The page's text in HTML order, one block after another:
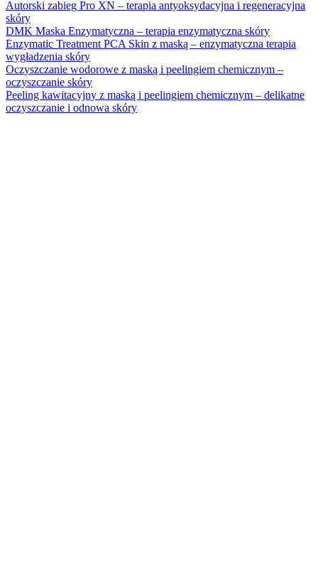
Autorski zabieg Pro XN – terapia antyoksydacyjna i regeneracyjna
skóry
DMK Maska Enzymatyczna – terapia enzymatyczna skóry
Enzymatic Treatment PCA Skin z maską – enzymatyczna terapia
wygładzenia skóry
Oczyszczanie wodorowe z maską i peelingiem chemicznym –
oczyszczanie skóry
Peeling kawitacyjny z maską i peelingiem chemicznym – delikatne
oczyszczanie i odnowa skóry